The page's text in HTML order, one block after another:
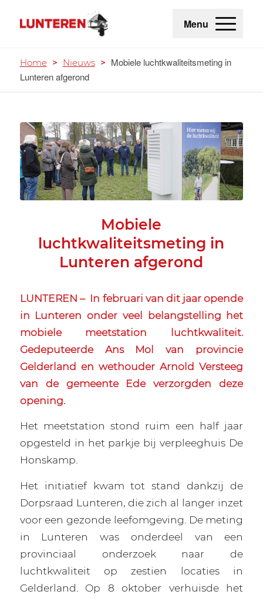
Menu
Home > Nieuws > Mobiele luchtkwaliteitsmeting in
Lunteren afgerond
Mobiele
luchtkwaliteitsmeting in
Lunteren afgerond
LUNTEREN – In februari van dit jaar opende
in Lunteren onder veel belangstelling het
mobiele meetstation luchtkwaliteit.
Gedeputeerde Ans Mol van provincie
Gelderland en wethouder Arnold Versteeg
van de gemeente Ede verzorgden deze
opening.
Het meetstation stond ruim een half jaar
opgesteld in het parkje bij verpleeghuis De
Honskamp.
Het initiatief kwam tot stand dankzij de
Dorpsraad Lunteren, die zich al langer inzet
voor een gezonde leefomgeving. De meting
in Lunteren was onderdeel van een
provinciaal onderzoek naar de
luchtkwaliteit op zestien locaties in
Gelderland. Op 8 oktober verhuisde het